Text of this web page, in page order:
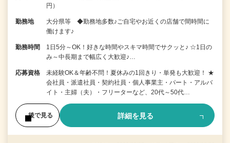
円）
勤務地
大分県等 ◆勤務地多数♪ご自宅やお近くの店舗で間時間に
働けます♪
勤務時間
1日5分～OK！好きな時間やスキマ時間でサクッと♪ ☆1日の
み～中長期まで幅広く大歓迎♪…
応募資格
未経験OK＆年齢不問！夏休みの1回きり・単発も大歓迎！ ★
会社員・派遣社員・契約社員・個人事業主・パート・アルバ
イト・主婦（夫）・フリーターなど、20代～50代…
後で見る 詳細を見る